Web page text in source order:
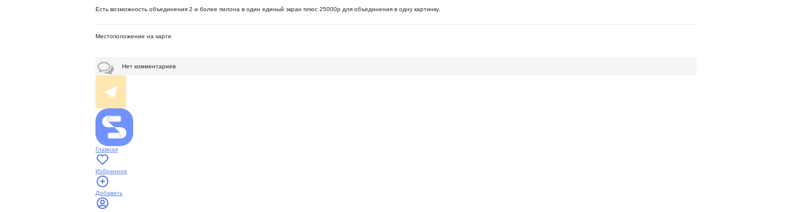
Есть возможность объединения 2 и более пилона в один единый экран плюс 25000р для объединения в одну картинку.
Местоположение на карте
Нет комментариев
Главная
Избранное
Добавить